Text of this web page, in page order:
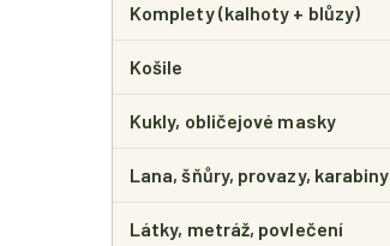
Komplety (kalhoty + blůzy)
Košile
Kukly, obličejové masky
Lana, šňůry, provazy, karabiny
Látky, metráž, povlečení